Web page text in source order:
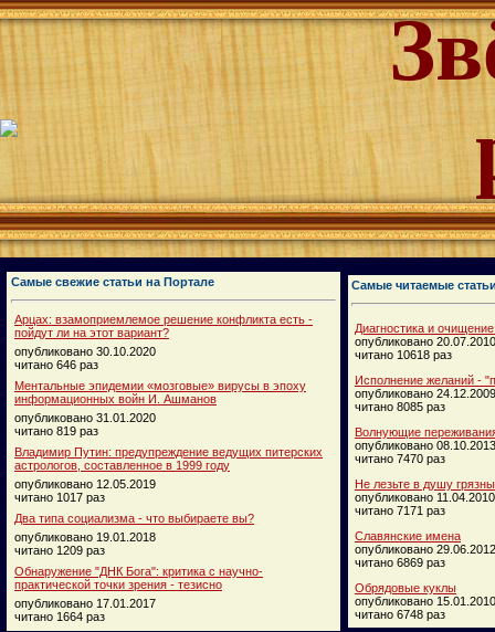
Самые свежие статьи на Портале
Арцах: взамоприемлемое решение конфликта есть -
пойдут ли на этот вариант?
опубликовано 30.10.2020
читано 646 раз
Ментальные эпидемии «мозговые» вирусы в эпоху
информационных войн И. Ашманов
опубликовано 31.01.2020
читано 819 раз
Владимир Путин: предупреждение ведущих питерских
астрологов, составленное в 1999 году
опубликовано 12.05.2019
читано 1017 раз
Два типа социализма - что выбираете вы?
опубликовано 19.01.2018
читано 1209 раз
Обнаружение "ДНК Бога": критика с научно-
практической точки зрения - тезисно
опубликовано 17.01.2017
читано 1664 раз
Самые читаемые
Диагностика и
опубликовано 20.07.2010
читано 10618 раз
Исполнение желаний -
опубликовано 24.12.2009
читано 8085 раз
Волнующие
опубликовано 08.10.2013
читано 7470 раз
Не лезьте в душу
опубликовано 11.04.2010
читано 7171 раз
Славянские имена
опубликовано 29.06.2012
читано 6869 раз
Обрядовые куклы
опубликовано 15.01.2010
читано 6748 раз